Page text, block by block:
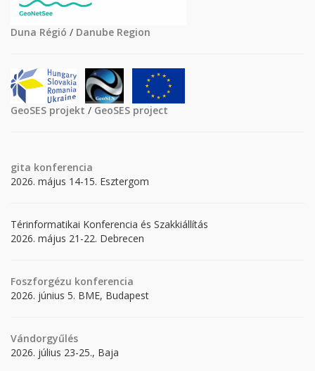
Duna Régió / Danube Region
GeoSES projekt / GeoSES project
gita konferencia
2026. május 14-15. Esztergom
Térinformatikai Konferencia és Szakkiállítás
2026. május 21-22. Debrecen
Foszforgézu konferencia
2026. június 5. BME, Budapest
Vándorgyűlés
2026. július 23-25., Baja